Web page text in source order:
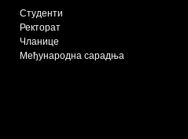
Студенти
Ректорат
Чланице
Међународна сарадња